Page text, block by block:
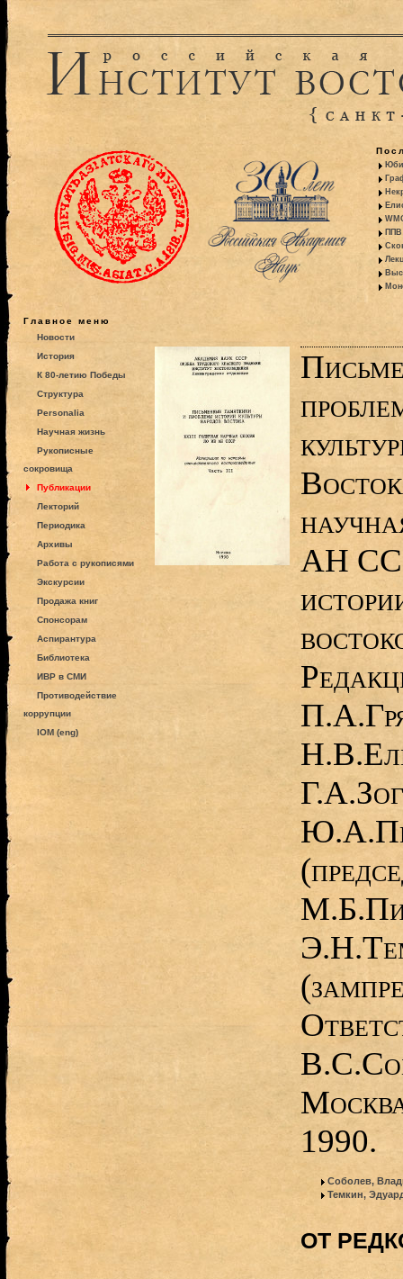
ППВ
Главное меню
Новости
История
К 80-летию Победы
Структура
Personalia
Научная жизнь
Рукописные
сокровища
Публикации
Лекторий
Периодика
Архивы
Работа с рукописями
Экскурсии
Продажа книг
Спонсорам
Аспирантура
Библиотека
ИВР в СМИ
Противодействие
коррупции
IOM (eng)
АН
1990.
Соболев,
Темкин,
ОТ